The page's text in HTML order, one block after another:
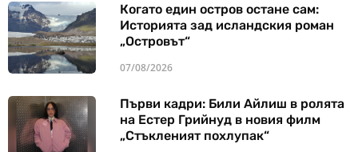
Когато един остров остане сам:
Историята зад исландския роман
„Островът“
07/08/2026
Първи кадри: Били Айлиш в ролята
на Естер Грийнуд в новия филм
„Стъкленият похлупак“